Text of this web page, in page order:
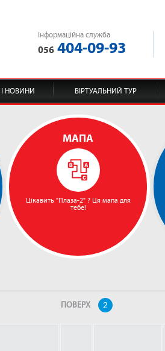
Інформаційна служба
056 404-09-93
І НОВИНИ ВІРТУАЛЬНИЙ ТУР
МАПА
Цікавить "Плаза-2" ? Ця мапа для
тебе!
ПОВЕРХ 2